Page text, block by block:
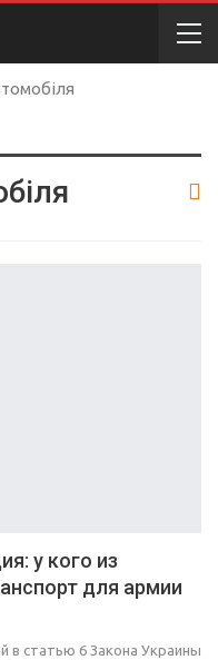
у кого из
для армии
в статью 6 Закона Украины